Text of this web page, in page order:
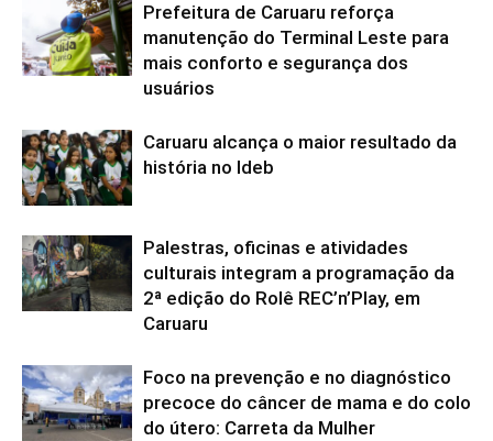
Prefeitura de Caruaru reforça
manutenção do Terminal Leste para
mais conforto e segurança dos
usuários
Caruaru alcança o maior resultado da
história no Ideb
Palestras, oficinas e atividades
culturais integram a programação da
2ª edição do Rolê REC’n’Play, em
Caruaru
Foco na prevenção e no diagnóstico
precoce do câncer de mama e do colo
do útero: Carreta da Mulher